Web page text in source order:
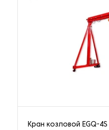
Кран козловой EGQ-4S